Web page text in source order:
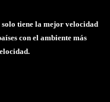
solo tiene la mejor velocidad
con el ambiente más